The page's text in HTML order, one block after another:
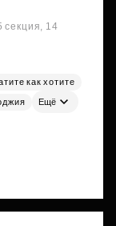
секция, 14
как хотите
Ещё